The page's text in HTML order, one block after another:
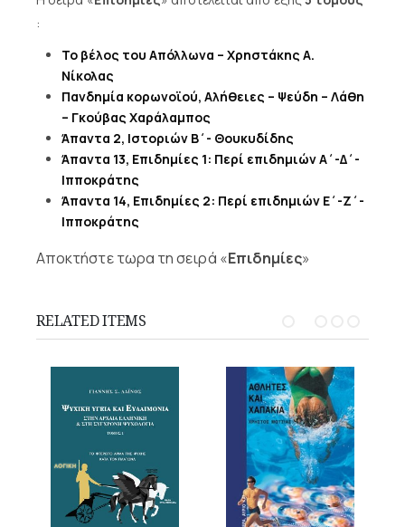
:
Το βέλος του Απόλλωνα – Χρηστάκης Α.
Νίκολας
Πανδημία κορωνοϊού, Αλήθειες – Ψεύδη – Λάθη
– Γκούβας Χαράλαμπος
Άπαντα 2, Ιστοριών Β΄- Θουκυδίδης
Άπαντα 13, Επιδημίες 1: Περί επιδημιών Α΄-Δ΄-
Ιπποκράτης
Άπαντα 14, Επιδημίες 2: Περί επιδημιών Ε΄-Ζ΄-
Ιπποκράτης
Αποκτήστε τωρα τη σειρά «Επιδημίες»
RELATED ITEMS